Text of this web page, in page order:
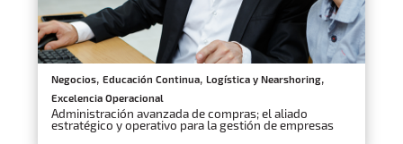
Negocios, Educación Continua, Logística y Nearshoring,
Excelencia Operacional
Administración avanzada de compras; el aliado
estratégico y operativo para la gestión de empresas